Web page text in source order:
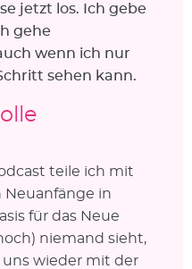
jetzt los. Ich gebe
gehe
wenn ich nur
sehen kann.
teile ich mit
Neuanfänge in
für das Neue
niemand sieht,
uns wieder mit der